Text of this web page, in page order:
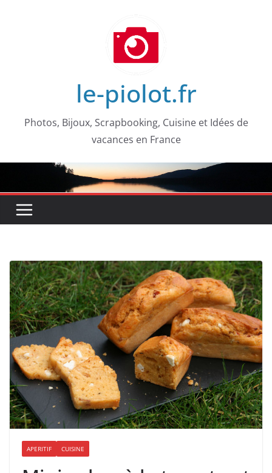
le-piolot.fr
Photos, Bijoux, Scrapbooking, Cuisine et Idées de
vacances en France
APERITIF CUISINE